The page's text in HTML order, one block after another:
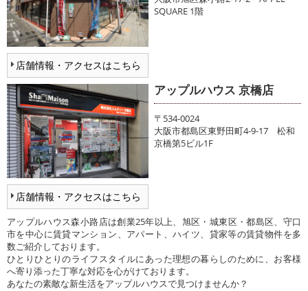
店舗情報・アクセスはこちら
SQUARE 1階
店舗情報・アクセスはこちら
アップルハウス 京橋店
〒534-0024
大阪市都島区東野田町4-9-17 松和
京橋第5ビル1F
アップルハウス森小路店は創業25年以上、旭区・城東区・都島区、守口
市を中心に賃貸マンション、アパート、ハイツ、貸家等の賃貸物件を多
数ご紹介しております。
ひとりひとりのライフスタイルにあった理想の暮らしのために、お客様
へ寄り添った丁寧な対応を心がけております。
あなたの素敵な新生活をアップルハウスで見つけませんか？